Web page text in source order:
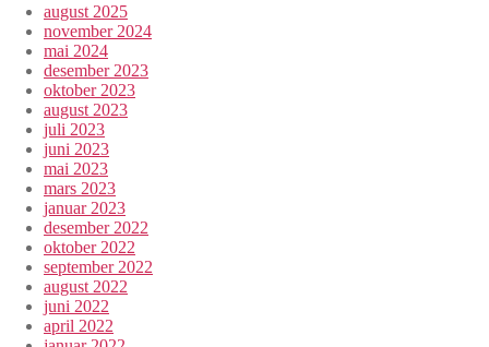
august 2025
november 2024
mai 2024
desember 2023
oktober 2023
august 2023
juli 2023
juni 2023
mai 2023
mars 2023
januar 2023
desember 2022
oktober 2022
september 2022
august 2022
juni 2022
april 2022